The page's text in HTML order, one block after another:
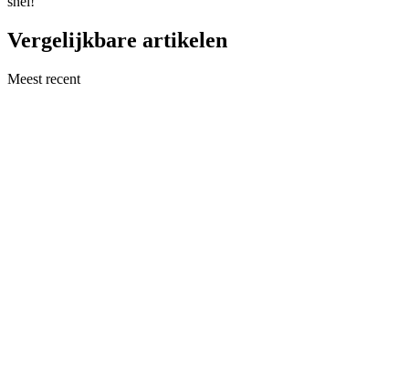
Vergelijkbare artikelen
Meest recent